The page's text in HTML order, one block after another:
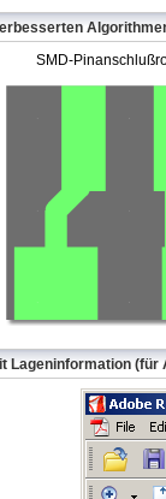
SMD-
Lageninformation (für